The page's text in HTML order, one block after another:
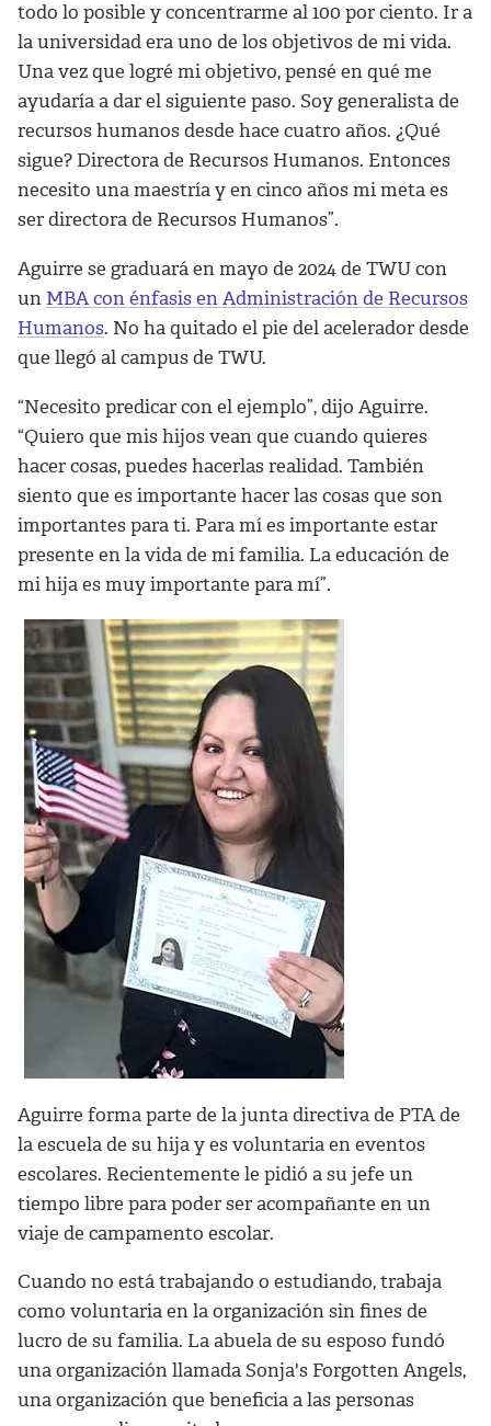
todo lo posible y concentrarme al 100 por ciento. Ir a
la universidad era uno de los objetivos de mi vida.
Una vez que logré mi objetivo, pensé en qué me
ayudaría a dar el siguiente paso. Soy generalista de
recursos humanos desde hace cuatro años. ¿Qué
sigue? Directora de Recursos Humanos. Entonces
necesito una maestría y en cinco años mi meta es
ser directora de Recursos Humanos”.
Aguirre se graduará en mayo de 2024 de TWU con
un MBA con énfasis en Administración de Recursos
Humanos. No ha quitado el pie del acelerador desde
que llegó al campus de TWU.
“Necesito predicar con el ejemplo”, dijo Aguirre.
“Quiero que mis hijos vean que cuando quieres
hacer cosas, puedes hacerlas realidad. También
siento que es importante hacer las cosas que son
importantes para ti. Para mí es importante estar
presente en la vida de mi familia. La educación de
mi hija es muy importante para mí”.
Aguirre forma parte de la junta directiva de PTA de
la escuela de su hija y es voluntaria en eventos
escolares. Recientemente le pidió a su jefe un
tiempo libre para poder ser acompañante en un
viaje de campamento escolar.
Cuando no está trabajando o estudiando, trabaja
como voluntaria en la organización sin fines de
lucro de su familia. La abuela de su esposo fundó
una organización llamada Sonja's Forgotten Angels,
una organización que beneficia a las personas